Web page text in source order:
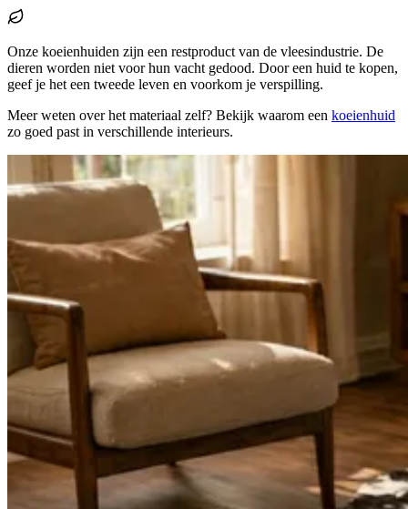
Onze koeienhuiden zijn een restproduct van de vleesindustrie. De
dieren worden niet voor hun vacht gedood. Door een huid te kopen,
geef je het een tweede leven en voorkom je verspilling.
Meer weten over het materiaal zelf? Bekijk waarom een koeienhuid
zo goed past in verschillende interieurs.